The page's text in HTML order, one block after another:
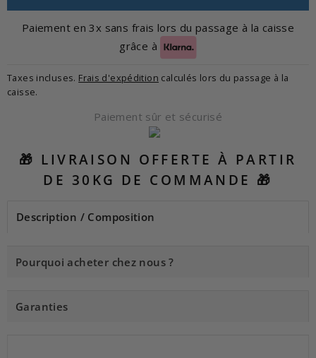
Paiement en 3x sans frais lors du passage à la caisse
grâce à
Taxes incluses. Frais d'expédition calculés lors du passage à la
caisse.
Paiement sûr et sécurisé
🎁 LIVRAISON OFFERTE À PARTIR
DE 30KG DE COMMANDE 🎁
Description / Composition
Pourquoi acheter chez nous ?
Garanties